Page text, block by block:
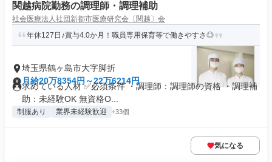
関越病院勤務の調理師・調理補助
社会医療法人社団新都市医療研究会〔関越〕会
年休127日♪賞与4.0か月！職員専用保育等で働きやすさ◎
埼玉県鶴ヶ島市大字脚折
月給20万8354円～22万6214円
求めている人材 ✅必須条件 ・調理師：調理師の資格 ・調理補
助：未経験OK 無資格O...
制服あり 業界未経験歓迎 +33個
気になる